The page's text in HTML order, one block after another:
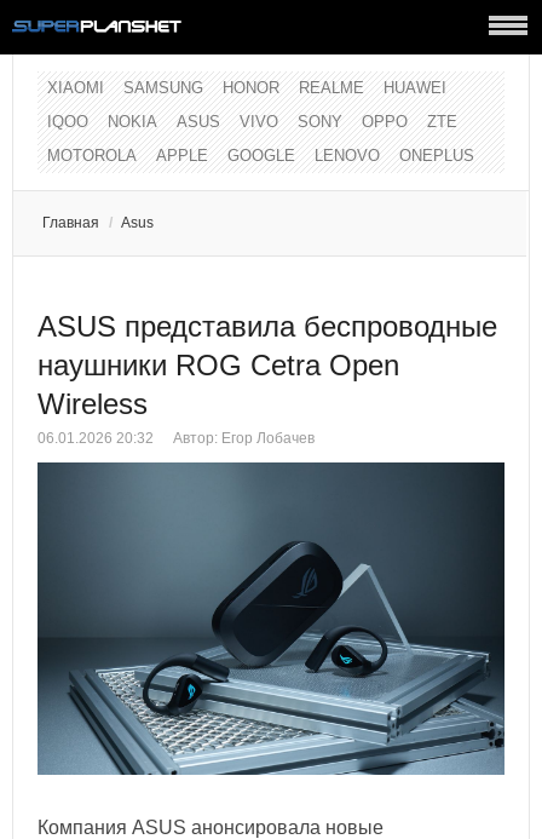
XIAOMI SAMSUNG HONOR REALME
HUAWEI
IQOO
NOKIA ASUS VIVO SONY OPPO
ZTE
MOTOROLA
APPLE GOOGLE LENOVO ONEPLUS
Главная / Asus
ASUS представила беспроводные
наушники ROG Cetra Open
Wireless
06.01.2026 20:32 Автор: Егор Лобачев
Компания ASUS анонсировала новые